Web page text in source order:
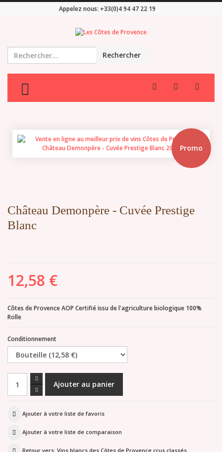
Appelez nous: +33(0)4 94 47 22 19
Rechercher
TOGGLE MENU
Promo
Château Demonpère - Cuvée Prestige
Blanc
12,58 €
Côtes de Provence AOP Certifié issu de l'agriculture biologique 100%
Rolle
Conditionnement
Ajouter à votre liste de favoris
Ajouter à votre liste de comparaison
Retour vers: Vins blancs des Côtes de Provence crus classés